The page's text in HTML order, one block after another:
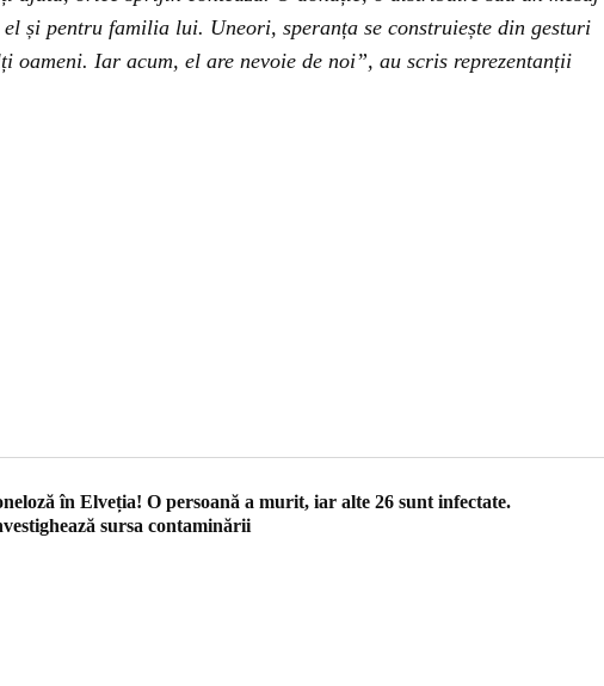
și pentru familia lui. Uneori, speranța se construiește din gesturi
oameni. Iar acum, el are nevoie de noi”, au scris reprezentanții
în Elveția! O persoană a murit, iar alte 26 sunt infectate.
sursa contaminării